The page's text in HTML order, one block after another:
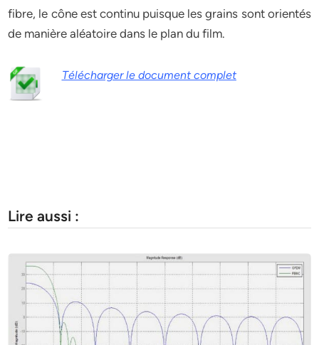
fibre, le cône est continu puisque les grains sont orientés
de manière aléatoire dans le plan du film.
Télécharger le document complet
Lire aussi :